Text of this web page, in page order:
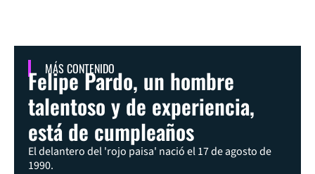
MÁS CONTENIDO
Felipe Pardo, un hombre
talentoso y de experiencia,
está de cumpleaños
El delantero del 'rojo paisa' nació el 17 de agosto de
1990.